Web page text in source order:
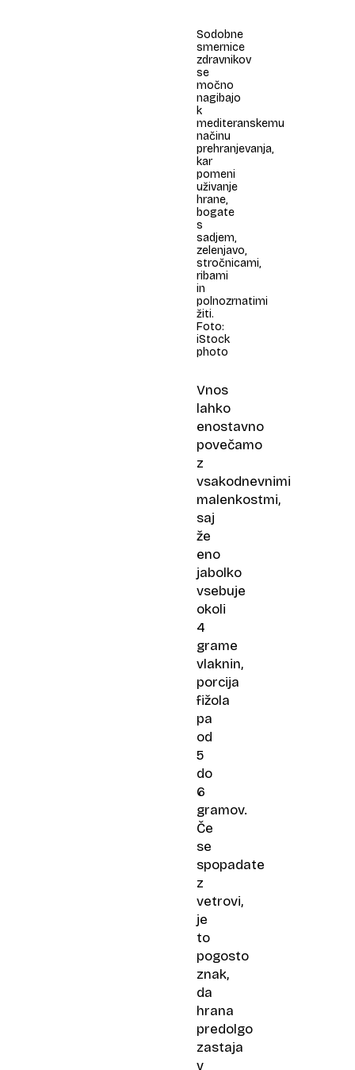
Sodobne
smernice
zdravnikov
se
močno
nagibajo
k
mediteranskemu
načinu
prehranjevanja,
kar
pomeni
uživanje
hrane,
bogate
s
sadjem,
zelenjavo,
stročnicami,
ribami
in
polnozrnatimi
žiti.
Foto:
iStock
photo
Vnos
lahko
enostavno
povečamo
z
vsakodnevnimi
malenkostmi,
saj
že
eno
jabolko
vsebuje
okoli
4
grame
vlaknin,
porcija
fižola
pa
od
5
do
6
gramov.
Če
se
spopadate
z
vetrovi,
je
to
pogosto
znak,
da
hrana
predolgo
zastaja
v